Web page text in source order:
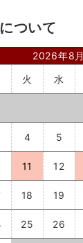
ついて
2026年8月
火 水
4 5
11 12
18 19
25 26